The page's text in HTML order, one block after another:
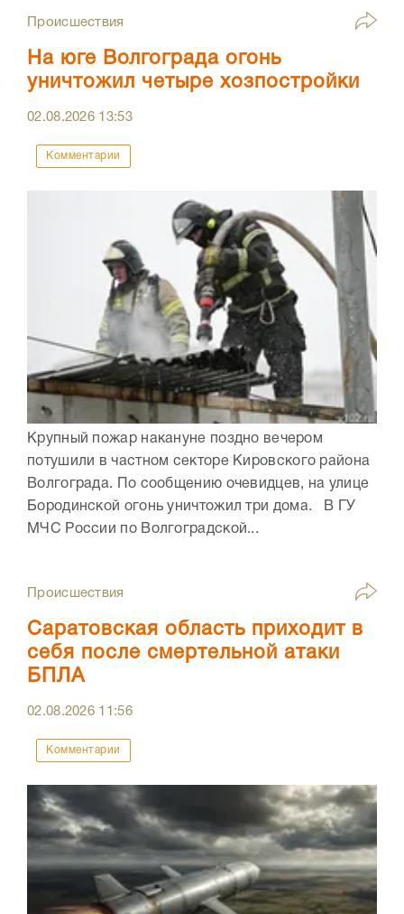
Происшествия
На юге Волгограда огонь
уничтожил четыре хозпостройки
02.08.2026 13:53
Комментарии
Крупный пожар накануне поздно вечером
потушили в частном секторе Кировского района
Волгограда. По сообщению очевидцев, на улице
Бородинской огонь уничтожил три дома. В ГУ
МЧС России по Волгоградской...
Происшествия
Саратовская область приходит в
себя после смертельной атаки
БПЛА
02.08.2026 11:56
Комментарии